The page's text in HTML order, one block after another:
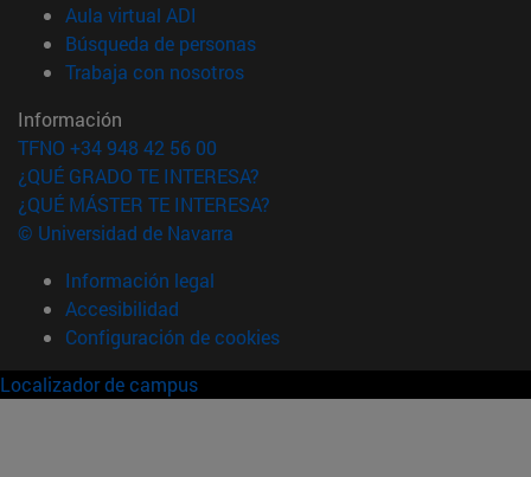
Aula virtual ADI
Búsqueda de personas(abre en nueva ventana)
Trabaja con nosotros(abre en nueva ventana)
Información
TFNO +34 948 42 56 00
¿QUÉ GRADO TE INTERESA?
¿QUÉ MÁSTER TE INTERESA?
© Universidad de Navarra
Información legal
Accesibilidad
Configuración de cookies
Localizador de campus